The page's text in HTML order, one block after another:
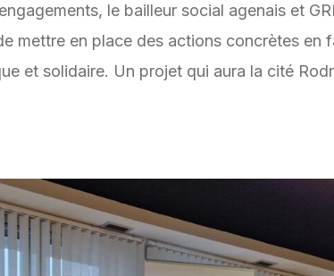
le bailleur social agenais et
mettre en place des actions concrètes en
et solidaire. Un projet qui aura la cité